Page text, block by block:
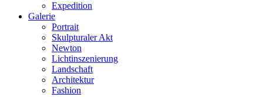
Expedition
Galerie
Portrait
Skulpturaler Akt
Newton
Lichtinszenierung
Landschaft
Architektur
Fashion